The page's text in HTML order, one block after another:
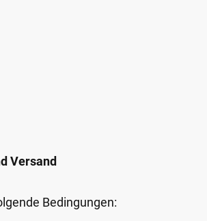
Versand
Bedingungen: